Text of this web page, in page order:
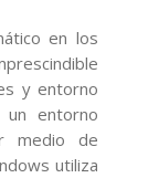
en los
y entorno
un entorno
medio de
utiliza